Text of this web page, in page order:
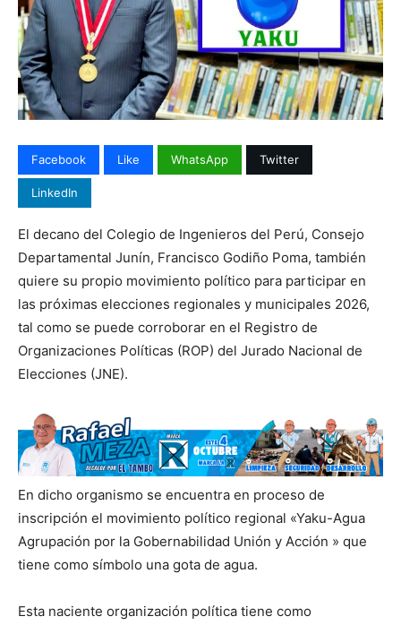
Facebook Like WhatsApp Twitter
LinkedIn
El decano del Colegio de Ingenieros del Perú, Consejo
Departamental Junín, Francisco Godiño Poma, también
quiere su propio movimiento político para participar en
las próximas elecciones regionales y municipales 2026,
tal como se puede corroborar en el Registro de
Organizaciones Políticas (ROP) del Jurado Nacional de
Elecciones (JNE).
En dicho organismo se encuentra en proceso de
inscripción el movimiento político regional «Yaku-Agua
Agrupación por la Gobernabilidad Unión y Acción » que
tiene como símbolo una gota de agua.
Esta naciente organización política tiene como